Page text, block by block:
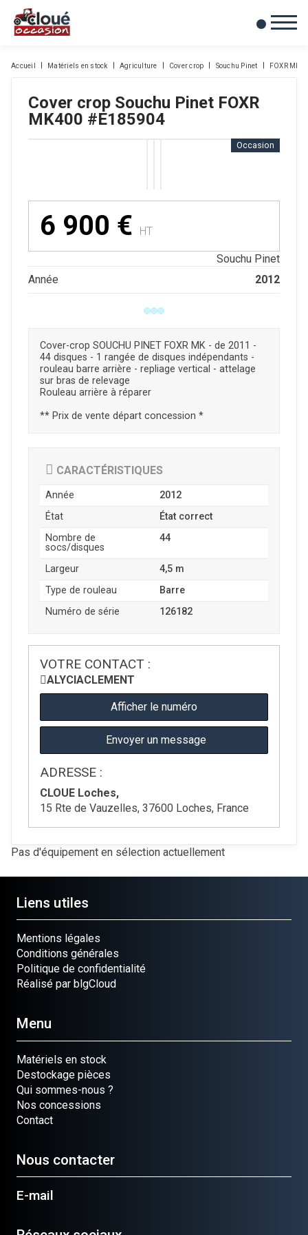
Mes favoris
0
Accueil Matériels en stock Agriculture Cover crop Souchu Pinet FOXR
Cover crop Souchu Pinet FOXR
MK400 #E185904
Occasion
Cover-crop SOUCHU PINET FOXR MK - de 2011 -
44 disques - 1 rangée de disques indépendants -
rouleau barre arrière - repliage vertical - attelage
sur bras de relevage
Rouleau arrière à réparer
** Prix de vente départ concession *
CARACTÉRISTIQUES
Année
2012
État
État correct
Nombre de
socs/disques
44
Largeur
4,5 m
Type de rouleau
Barre
Numéro de série
126182
6 900 € HT
Souchu Pinet
Année
2012
VOTRE CONTACT :
ALYCIACLEMENT
Afficher le numéro
Envoyer un message
ADRESSE :
CLOUE Loches,
15 Rte de Vauzelles, 37600 Loches, France
Pas d'équipement en sélection actuellement
Liens utiles
Mentions légales
Conditions générales
Politique de confidentialité
Réalisé par blgCloud
Menu
Matériels en stock
Destockage pièces
Qui sommes-nous ?
Nos concessions
Contact
Nous contacter
E-mail